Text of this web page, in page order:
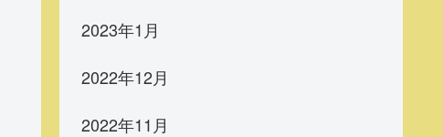
2023年1月
2022年12月
2022年11月